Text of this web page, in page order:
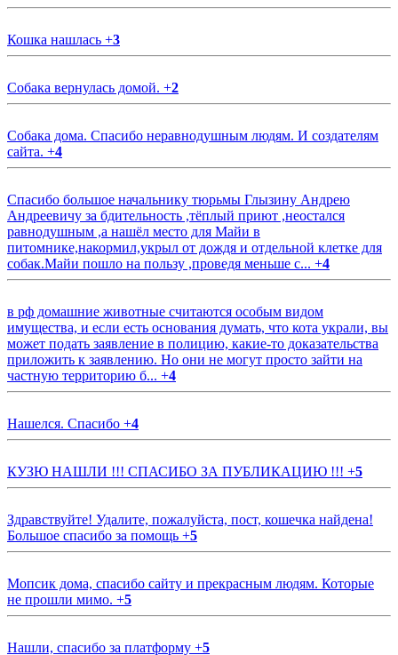
Кошка нашлась +3
Собака вернулась домой. +2
Собака дома. Спасибо неравнодушным людям. И создателям
сайта. +4
Спасибо большое начальнику тюрьмы Глызину Андрею
Андреевичу за бдительность ,тёплый приют ,неостался
равнодушным ,а нашёл место для Майи в
питомнике,накормил,укрыл от дождя и отдельной клетке для
собак.Майи пошло на пользу ,проведя меньше с... +4
в рф домашние животные считаются особым видом
имущества, и если есть основания думать, что кота украли, вы
может подать заявление в полицию, какие-то доказательства
приложить к заявлению. Но они не могут просто зайти на
частную территорию б... +4
Нашелся. Спасибо +4
КУЗЮ НАШЛИ !!! СПАСИБО ЗА ПУБЛИКАЦИЮ !!! +5
Здравствуйте! Удалите, пожалуйста, пост, кошечка найдена!
Большое спасибо за помощь +5
Мопсик дома, спасибо сайту и прекрасным людям. Которые
не прошли мимо. +5
Нашли, спасибо за платформу +5